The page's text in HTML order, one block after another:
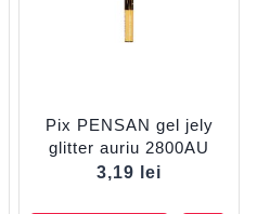
Pix PENSAN gel jely
glitter auriu 2800AU
3,19
lei